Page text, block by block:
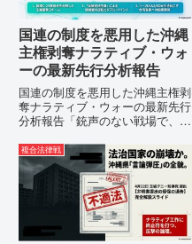
国連の制度を悪用した沖縄
主権剥奪ナラティブ・ウォ
ーの最新先行分析報告
国連の制度を悪用した沖縄主権剥
奪ナラティブ・ウォーの最新先行
分析報告「銃声のない戦場で、日
いる。」現代の戦争は、ミサイル
が飛来する以前に始まっていま
す。国連という国際的な舞台で、
巧妙な「言説（ナラティブ）」が
複合法律戦